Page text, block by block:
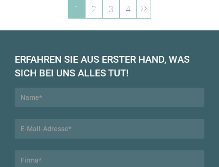
1 2 3 4 ››
ERFAHREN SIE AUS ERSTER HAND, WAS
SICH BEI UNS ALLES TUT!